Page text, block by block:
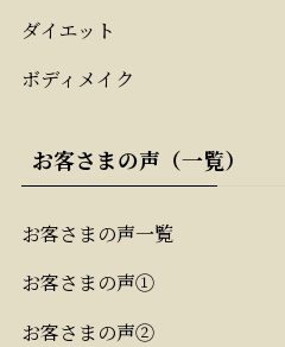
ダイエット
ボディメイク
お客さまの声（一覧）
お客さまの声一覧
お客さまの声①
お客さまの声②